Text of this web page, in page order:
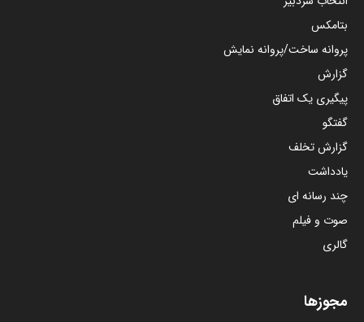
بتامکس
پروانه ساخت/پروانه نمایش
گزارش
پیگیری یک اتفاق
گفتگو
گزارش تخلف
یادداشت
چند رسانه ای
صوت و فیلم
گالری
مجوزها